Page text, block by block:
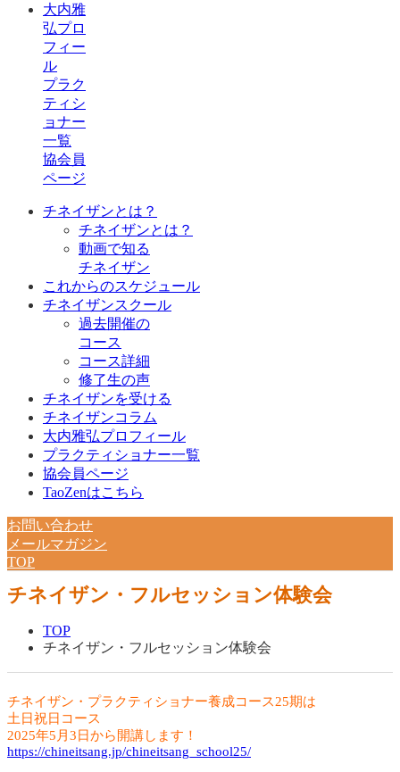
大内雅
弘プロ
フィー
ル
プラク
ティシ
ョナー
一覧
協会員
ページ
チネイザンとは？
チネイザンとは？
動画で知る
チネイザン
これからのスケジュール
チネイザンスクール
過去開催の
コース
コース詳細
修了生の声
チネイザンを受ける
チネイザンコラム
大内雅弘プロフィール
プラクティショナー一覧
協会員ページ
TaoZenはこちら
お問い合わせ
メールマガジン
TOP
チネイザン・フルセッション体験会
TOP
チネイザン・フルセッション体験会
チネイザン・プラクティショナー養成コース25期は
土日祝日コース
2025年5月3日から開講します！
https://chineitsang.jp/chineitsang_school25/